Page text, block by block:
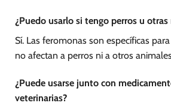
¿Puedo usarlo si tengo perros u otras
Sí. Las feromonas son específicas
no afectan a perros ni a otros
¿Puede usarse junto con
veterinarias?